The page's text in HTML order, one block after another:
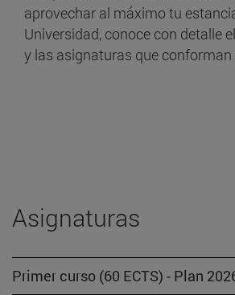
aprovechar al máximo tu
Universidad, conoce con detalle
y las asignaturas que conforman
Asignaturas
Primer curso (60 ECTS) - Plan